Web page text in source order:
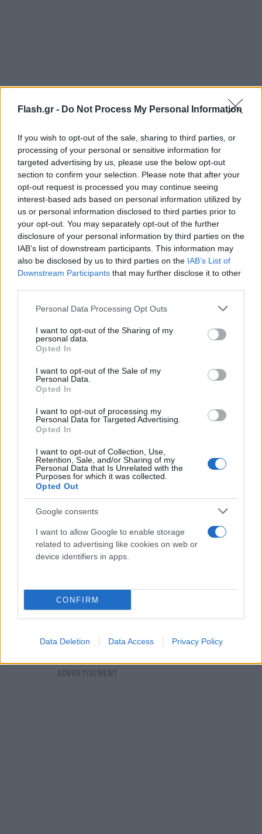
Flash.gr - Do Not Process My Personal Information
If you wish to opt-out of the sale, sharing to third parties, or
processing of your personal or sensitive information for
targeted advertising by us, please use the below opt-out
section to confirm your selection. Please note that after your
opt-out request is processed you may continue seeing
interest-based ads based on personal information utilized by
us or personal information disclosed to third parties prior to
your opt-out. You may separately opt-out of the further
disclosure of your personal information by third parties on the
IAB’s list of downstream participants. This information may
also be disclosed by us to third parties on the IAB’s List of
Downstream Participants that may further disclose it to other
Please note that this website/app uses one or more Google
not limited to your visit or usage behaviour. You may click to
grant or deny consent to Google and its third-party tags to
use your data for below specified purposes in below Google
consent section.
Personal Data Processing Opt Outs
I want to opt-out of the Sharing of my
personal data.
Opted In
I want to opt-out of the Sale of my
Personal Data.
Opted In
I want to opt-out of processing my
Personal Data for Targeted Advertising.
Opted In
I want to opt-out of Collection, Use,
Retention, Sale, and/or Sharing of my
Personal Data that Is Unrelated with the
Purposes for which it was collected.
Opted Out
Google consents
I want to allow Google to enable storage
related to advertising like cookies on web or
device identifiers in apps.
CONFIRM
Data Deletion Data Access Privacy Policy
Στη συνέχεια ο κ. Κριθαρίδης αναφέρει:"Η
δυσχερές για την κυβέρνηση κλίμα στην κοινωνία
και να παραποιηθεί η πραγματική κατάσταση της
οικονομίας με διαρροές για 'πακέτα στήριξης της
κοινωνίας' που θα ανακοινώσει ο πρωθυπουργός
στην ΔΕΘ, δεν θα αποδώσει. Ό,τι και να κάνει ο κ.
Μητσοτάκης και η «επιτελική» του κυβέρνηση, όσο
αρνείται την ρήξη με ένα ολιγαρχικό καρτέλ που
πέρα από την ενέργεια, έχει στηθεί εδώ και πολλά
χρόνια και στα τρόφιμα, με διαχρονικές ευθύνες
των μνημονιακών -και όχι μόνο- κυβερνήσεων και
της παντελώς απούσας Επιτροπής Ανταγωνισμού,
τόσο οι πολίτες θα δυσκολεύονται όλο και
περισσότερο να τα βγάλουν πέρα".
υποστηρίζει στο τέλος ότι, "η κοινωνία
χρειάζεται άμεσα πραγματική στήριξη με άμεση και
οριστική κατάργηση του Χρηματιστηρίου της
Ενέργειας, με ΑΤΑ κατώτατου μισθού και
την ενεργοποίηση φυσικά και όλων των ελεγκτικών
μηχανισμών".